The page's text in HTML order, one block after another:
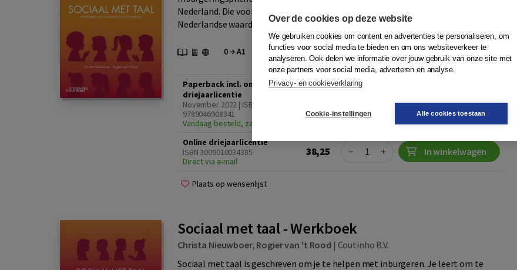
Nederland. Die voorgaande kennis kan overeenkomen, maar ook botsen met
Nederlandse waarden en normen. Sociaal met taal is e...Meer
Paperback incl. online
driejaarlicentie
November 2022 | ISBN
9789046908341
Vandaag besteld, zaterdag in huis
In winkelwagen
Online driejaarlicentie
ISBN 3009010034385
Direct via e-mail
38,25 Quantity
− + In winkelwagen
Plaats op wensenlijst
Sociaal met taal - Werkboek
Christa Nieuwboer, Rogier van 't Rood | Coutinho B.V.
Sociaal met taal is geschreven om je te helpen met inburgeren. Je leert om te
Over de cookies op deze website
We gebruiken cookies om content en advertenties te personaliseren, om
functies voor social media te bieden en om ons websiteverkeer te
analyseren. Ook delen we informatie over jouw gebruik van onze site met
onze partners voor social media, adverteren en analyse.
Privacy- en cookieverklaring
Cookie-instellingen Alle cookies toestaan